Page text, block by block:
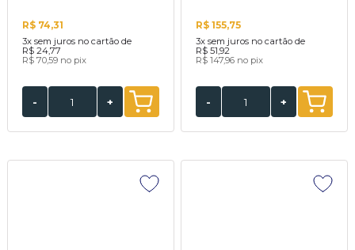
R$ 74,31
3x sem juros no cartão de
R$ 24,77
R$ 70,59 no pix
- +
R$ 155,75
3x sem juros no cartão de
R$ 51,92
R$ 147,96 no pix
- +